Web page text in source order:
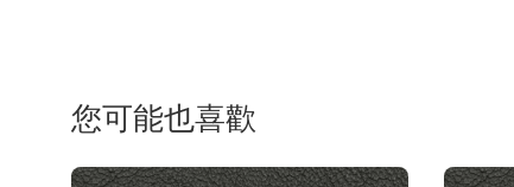
您可能也喜歡